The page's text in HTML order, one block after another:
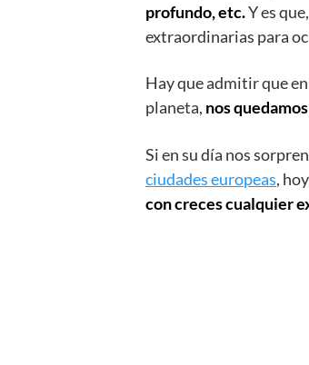
profundo, etc.Y es
extraordinarias para
Hay que admitir que
planeta, nos
Si en su día nos
ciudades europeas,
con creces cualquier